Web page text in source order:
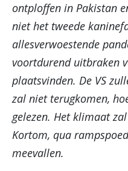
ontploffen in Pakistan
niet het tweede
allesverwoestende
voortdurend uitbraken
plaatsvinden. De VS
zal niet terugkomen,
gelezen. Het klimaat
Kortom, qua
meevallen.